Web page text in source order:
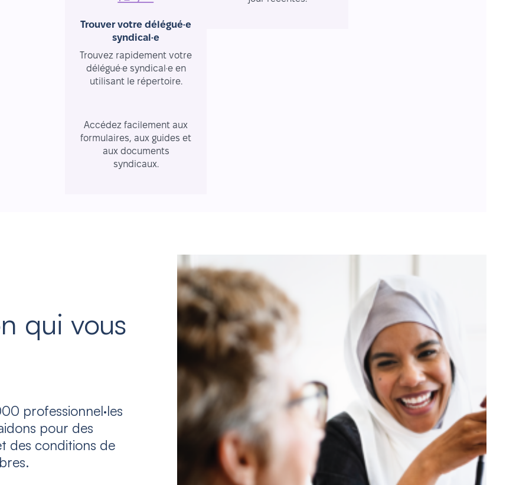
Trouver votre délégué·e
syndical·e
Trouvez rapidement votre
délégué·e syndical·e en
utilisant le répertoire.
Accédez facilement aux
formulaires, aux guides et
aux documents
syndicaux.
qui vous
professionnel·les
pour des
des conditions de